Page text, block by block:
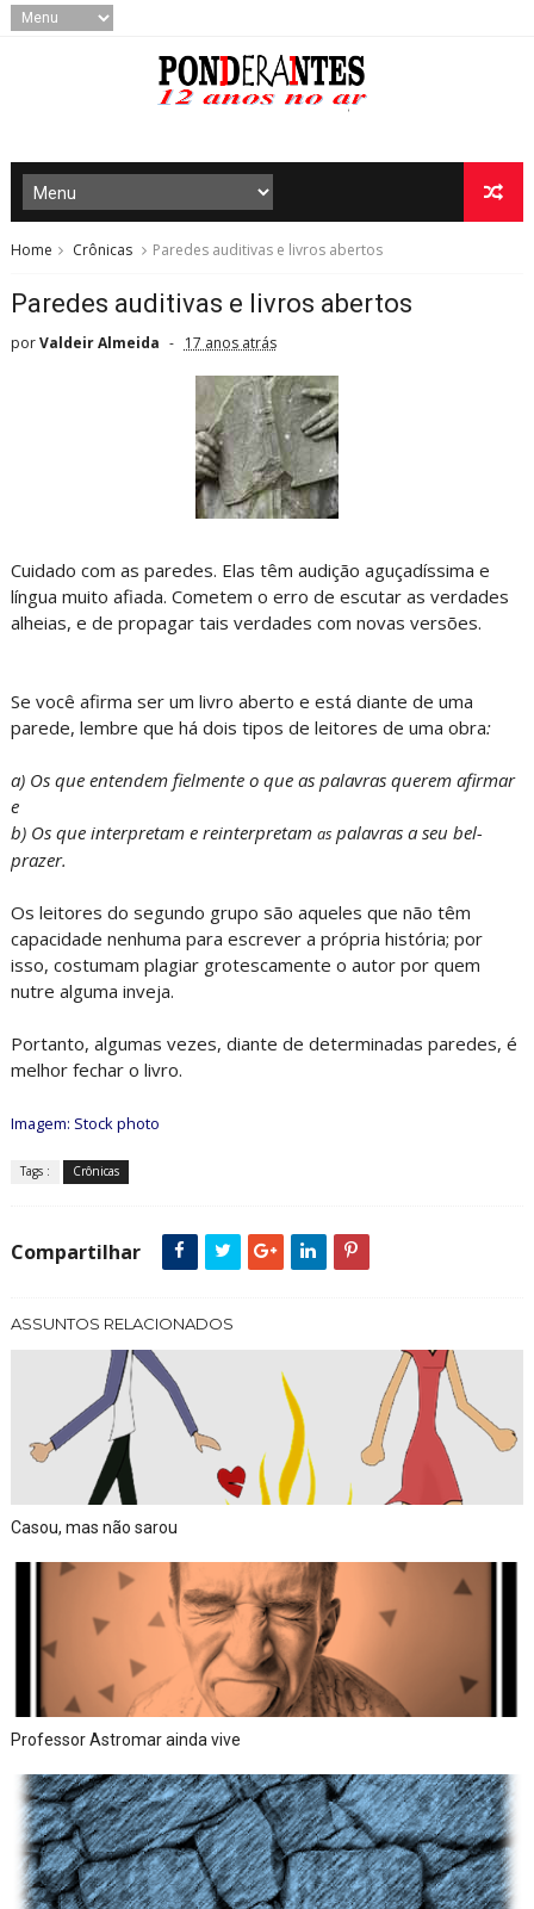
Home Crônicas Paredes auditivas e livros abertos
Paredes auditivas e livros abertos
porValdeir Almeida 17 anos atrás
Cuidado com as paredes. Elas têm audição aguçadíssima e
língua muito afiada. Cometem o erro de escutar as verdades
alheias, e de propagar tais verdades com novas versões.
Se você afirma ser um livro aberto e está diante de uma
parede, lembre que há dois tipos de leitores de uma obra:
a) Os que entendem fielmente o que as palavras querem afirmar
e
b) Os que interpretam e reinterpretam as palavras a seu bel-
prazer.
Os leitores do segundo grupo são aqueles que não têm
capacidade nenhuma para escrever a própria história; por
isso, costumam plagiar grotescamente o autor por quem
nutre alguma inveja.
Portanto, algumas vezes, diante de determinadas paredes, é
melhor fechar o livro.
Imagem: Stock photo
Tags : Crônicas
Compartilhar
ASSUNTOS RELACIONADOS
Casou, mas não sarou
Professor Astromar ainda vive